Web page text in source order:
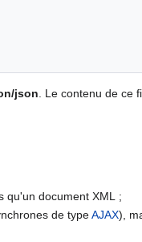
json . Le contenu de ce
qu'un document XML ;
de typeAJAX),